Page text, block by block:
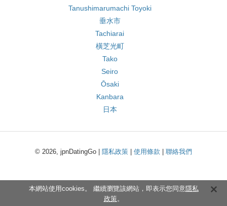
Tanushimarumachi Toyoki
垂水市
Tachiarai
橫芝光町
Tako
Seiro
Ōsaki
Kanbara
日本
© 2026, jpnDatingGo | 隱私政策 使用條款 聯絡我們
本網站使用cookies。 繼續瀏覽該網站，即表示您同意隱私
政策。